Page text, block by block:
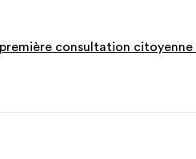
consultation citoyenne